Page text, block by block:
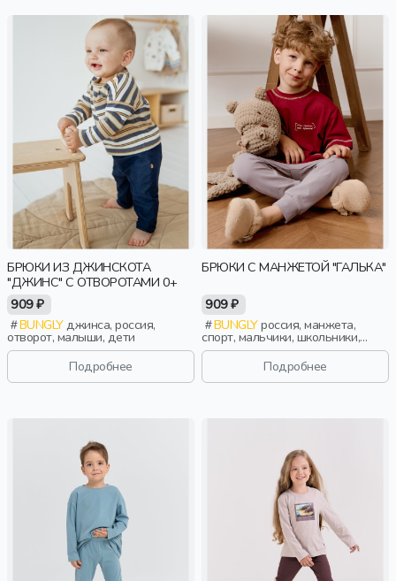
БРЮКИ ИЗ ДЖИНСКОТА
"ДЖИНС" С ОТВОРОТАМИ 0+
909 ₽
BUNGLYджинса, россия,
отворот, малыши, дети
Подробнее
БРЮКИ С МАНЖЕТОЙ "ГАЛЬКА"
909 ₽
BUNGLYроссия, манжета,
спорт, мальчики, школьники,
подростки, дети
Подробнее